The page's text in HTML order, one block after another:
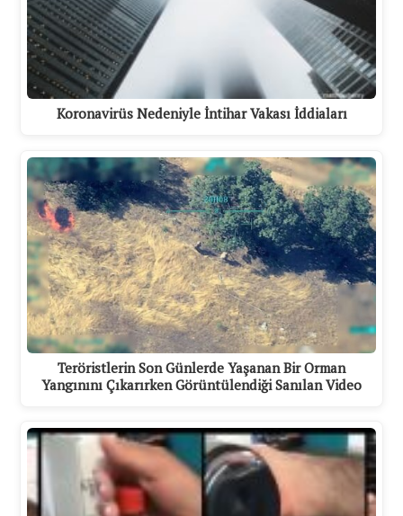
Koronavirüs Nedeniyle İntihar Vakası İddiaları
Teröristlerin Son Günlerde Yaşanan Bir Orman
Yangınını Çıkarırken Görüntülendiği Sanılan Video